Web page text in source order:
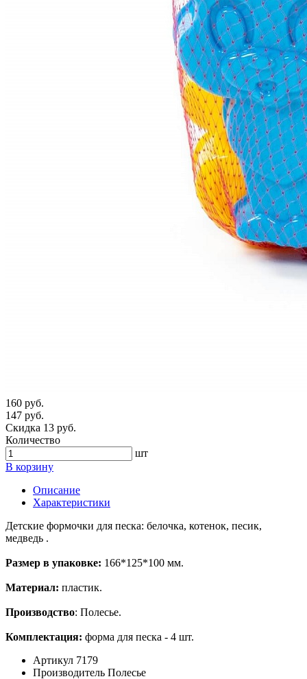
160 руб.
147 руб.
Скидка 13 руб.
Количество
шт
В корзину
Описание
Характеристики
Детские формочки для песка: белочка, котенок, песик,
медведь .
Размер в упаковке: 166*125*100 мм.
Материал: пластик.
Производство: Полесье.
Комплектация: форма для песка - 4 шт.
Артикул 7179
Производитель Полесье